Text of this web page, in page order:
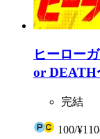
ヒーロー
or DEATH
完結
100/¥110